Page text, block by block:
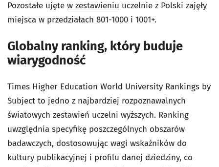
Pozostałe ujęte w zestawieniu uczelnie z Polski zajęły
miejsca w przedziałach 801-1000 i 1001+.
Globalny ranking, który buduje
wiarygodność
Times Higher Education World University Rankings by
Subject to jedno z najbardziej rozpoznawalnych
światowych zestawień uczelni wyższych. Ranking
uwzględnia specyfikę poszczególnych obszarów
badawczych, dostosowując wagi wskaźników do
kultury publikacyjnej i profilu danej dziedziny, co